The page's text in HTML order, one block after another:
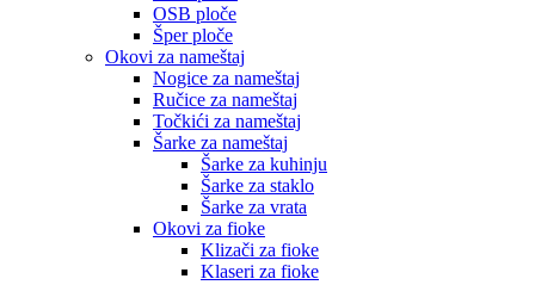
OSB ploče
Šper ploče
Okovi za nameštaj
Nogice za nameštaj
Ručice za nameštaj
Točkići za nameštaj
Šarke za nameštaj
Šarke za kuhinju
Šarke za staklo
Šarke za vrata
Okovi za fioke
Klizači za fioke
Klaseri za fioke